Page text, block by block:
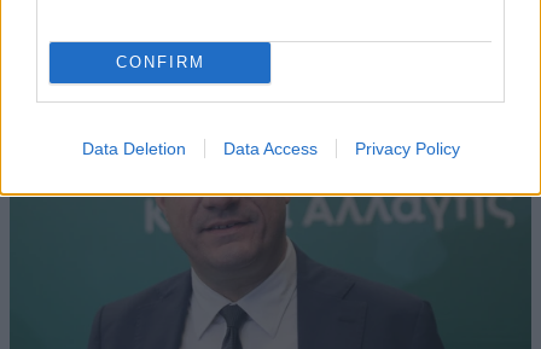
CONFIRM
Data Deletion Data Access Privacy Policy